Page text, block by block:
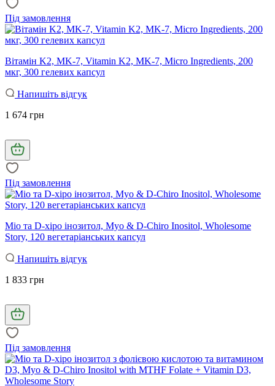
Під замовлення
Вітамін K2, MK-7, Vitamin K2, MK-7, Micro Ingredients, 200
мкг, 300 гелевих капсул
Напишіть відгук
1 674 грн
Під замовлення
Міо та D-хіро інозитол, Myo & D-Chiro Inositol, Wholesome
Story, 120 вегетаріанських капсул
Напишіть відгук
1 833 грн
Під замовлення